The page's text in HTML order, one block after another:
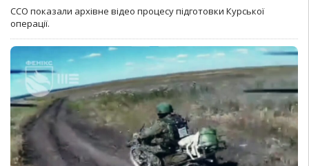
ССО показали архівне відео процесу підготовки Курської
операції.